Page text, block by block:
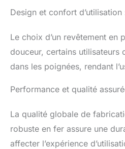
Design et confort
Le choix d’un revêtement
douceur, certains utilisateurs
dans les poignées, rendant
Performance et qualité
La qualité globale de
robuste en fer assure une
affecter l’expérience